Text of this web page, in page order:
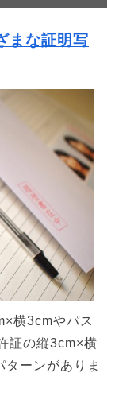
まな証明写
横3cmやパス
証の縦3cm×横
ーンがありま